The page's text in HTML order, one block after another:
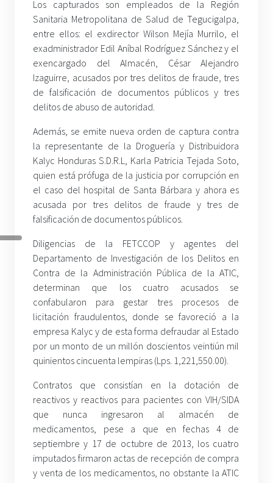
Los capturados son empleados de la Región
Sanitaria Metropolitana de Salud de Tegucigalpa,
entre ellos: el exdirector Wilson Mejía Murrilo, el
exadministrador Edil Aníbal Rodríguez Sánchez y el
exencargado del Almacén, César Alejandro
Izaguirre, acusados por tres delitos de fraude, tres
de falsificación de documentos públicos y tres
delitos de abuso de autoridad.
Además, se emite nueva orden de captura contra
la representante de la Droguería y Distribuidora
Kalyc Honduras S.D.R.L, Karla Patricia Tejada Soto,
quien está prófuga de la justicia por corrupción en
el caso del hospital de Santa Bárbara y ahora es
acusada por tres delitos de fraude y tres de
falsificación de documentos públicos.
Diligencias de la FETCCOP y agentes del
Departamento de Investigación de los Delitos en
Contra de la Administración Pública de la ATIC,
determinan que los cuatro acusados se
confabularon para gestar tres procesos de
licitación fraudulentos, donde se favoreció a la
empresa Kalyc y de esta forma defraudar al Estado
por un monto de un millón doscientos veintiún mil
quinientos cincuenta lempiras (Lps. 1,221,550.00).
Contratos que consistían en la dotación de
reactivos y reactivos para pacientes con VIH/SIDA
que nunca ingresaron al almacén de
medicamentos, pese a que en fechas 4 de
septiembre y 17 de octubre de 2013, los cuatro
imputados firmaron actas de recepción de compra
y venta de los medicamentos, no obstante la ATIC